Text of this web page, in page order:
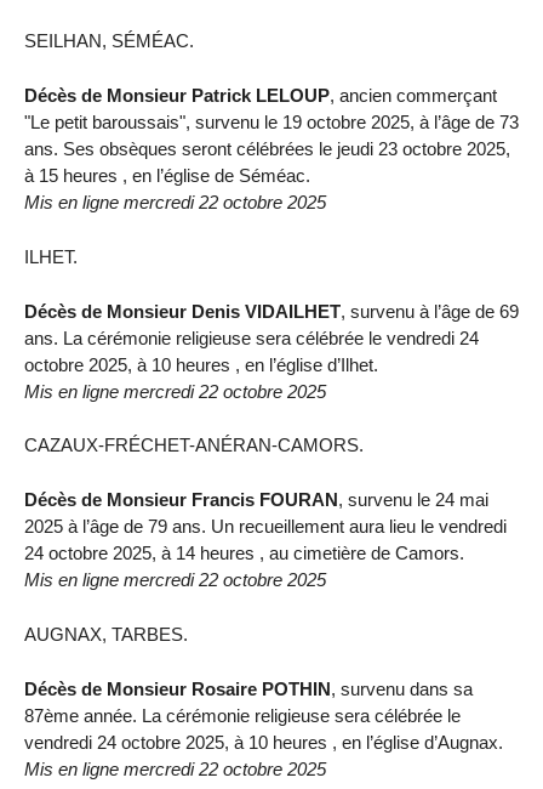
SEILHAN, SÉMÉAC.
Décès de Monsieur Patrick LELOUP, ancien commerçant
"Le petit baroussais", survenu le 19 octobre 2025, à l’âge de 73
ans. Ses obsèques seront célébrées le jeudi 23 octobre 2025,
à 15 heures , en l’église de Séméac.
Mis en ligne mercredi 22 octobre 2025
ILHET.
Décès de Monsieur Denis VIDAILHET, survenu à l’âge de 69
ans. La cérémonie religieuse sera célébrée le vendredi 24
octobre 2025, à 10 heures , en l’église d’Ilhet.
Mis en ligne mercredi 22 octobre 2025
CAZAUX-FRÉCHET-ANÉRAN-CAMORS.
Décès de Monsieur Francis FOURAN, survenu le 24 mai
2025 à l’âge de 79 ans. Un recueillement aura lieu le vendredi
24 octobre 2025, à 14 heures , au cimetière de Camors.
Mis en ligne mercredi 22 octobre 2025
AUGNAX, TARBES.
Décès de Monsieur Rosaire POTHIN, survenu dans sa
87ème année. La cérémonie religieuse sera célébrée le
vendredi 24 octobre 2025, à 10 heures , en l’église d’Augnax.
Mis en ligne mercredi 22 octobre 2025